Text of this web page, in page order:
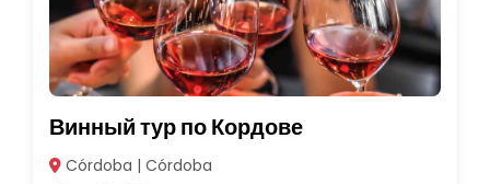
Винный тур по Кордове
Córdoba | Córdoba